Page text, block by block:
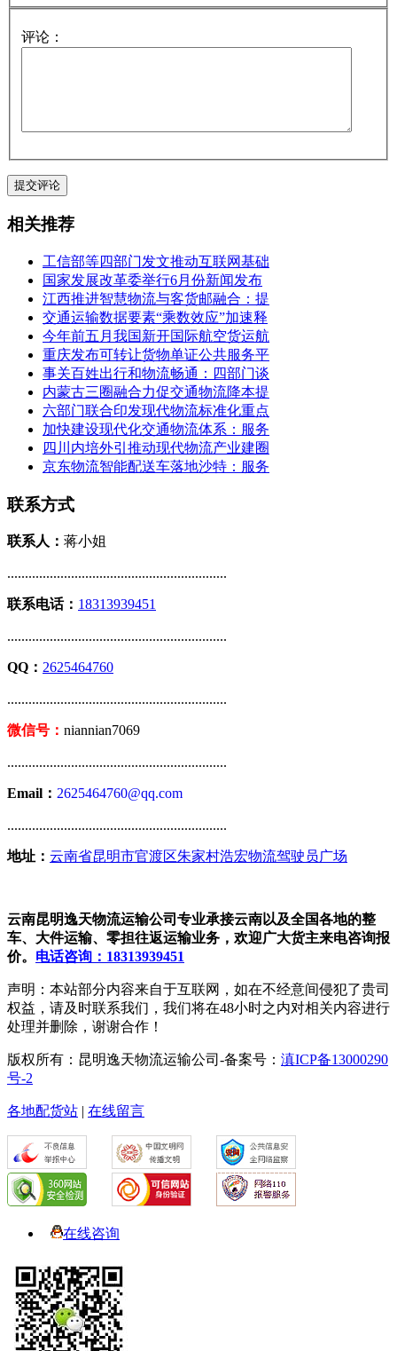
评论：
相关推荐
工信部等四部门发文推动互联网基础
国家发展改革委举行6月份新闻发布
江西推进智慧物流与客货邮融合：提
交通运输数据要素“乘数效应”加速释
今年前五月我国新开国际航空货运航
重庆发布可转让货物单证公共服务平
事关百姓出行和物流畅通：四部门谈
内蒙古三圈融合力促交通物流降本提
六部门联合印发现代物流标准化重点
加快建设现代化交通物流体系：服务
四川内培外引推动现代物流产业建圈
京东物流智能配送车落地沙特：服务
联系方式
联系人： 蒋小姐
..............................................................
联系电话： 18313939451
..............................................................
QQ： 2625464760
..............................................................
微信号： niannian7069
..............................................................
Email： 2625464760@qq.com
..............................................................
地址： 云南省昆明市官渡区朱家村浩宏物流驾驶员广场
云南昆明逸天物流运输公司专业承接云南以及全国各地的整
车、大件运输、零担往返运输业务，欢迎广大货主来电咨询报
价。 电话咨询：18313939451
声明：本站部分内容来自于互联网，如在不经意间侵犯了贵司
权益，请及时联系我们，我们将在48小时之内对相关内容进行
处理并删除，谢谢合作！
版权所有：昆明逸天物流运输公司-备案号： 滇ICP备13000290
号-2
各地配货站 | 在线留言
在线咨询